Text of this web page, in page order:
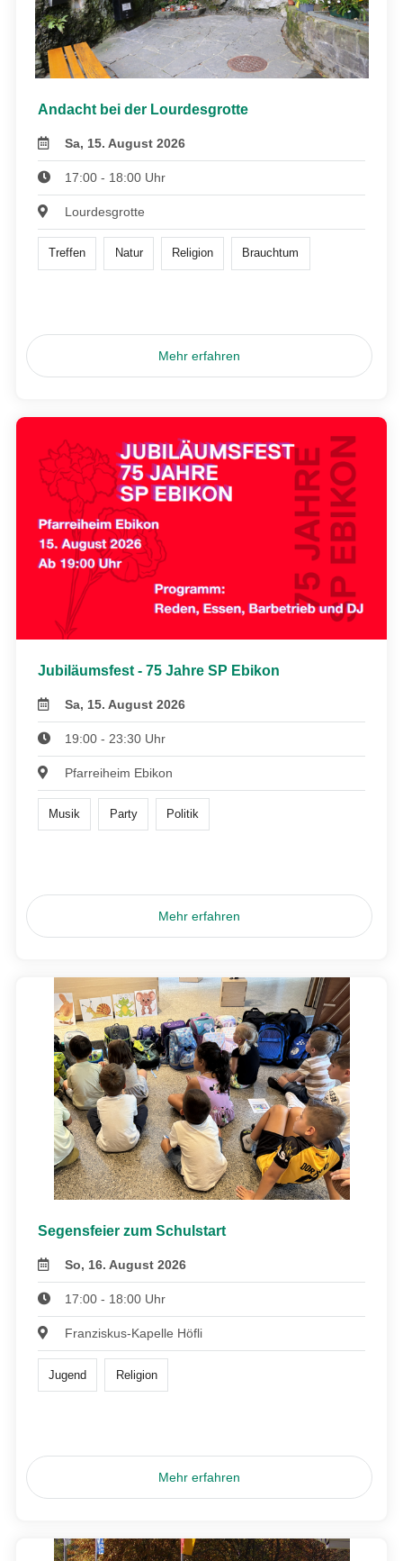
Andacht bei der Lourdesgrotte
Sa, 15. August 2026
17:00 - 18:00 Uhr
Lourdesgrotte
Treffen Natur Religion Brauchtum
Mehr erfahren
Jubiläumsfest - 75 Jahre SP Ebikon
Sa, 15. August 2026
19:00 - 23:30 Uhr
Pfarreiheim Ebikon
Musik Party Politik
Mehr erfahren
Segensfeier zum Schulstart
So, 16. August 2026
17:00 - 18:00 Uhr
Franziskus-Kapelle Höfli
Jugend Religion
Mehr erfahren